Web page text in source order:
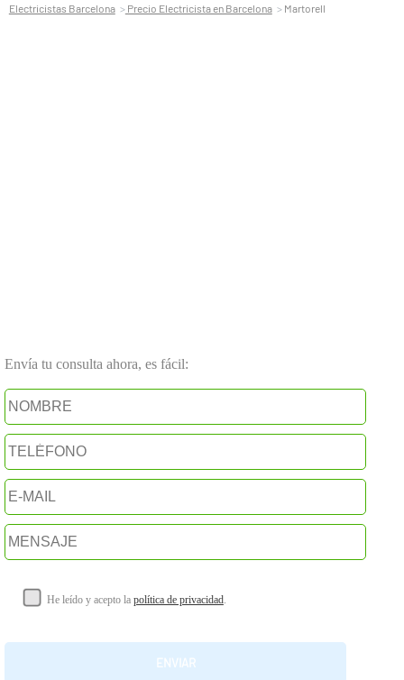
Electricistas Barcelona Precio Electricista en Barcelona Martorell
Envía tu consulta ahora, es fácil:
He leído y acepto la política de privacidad.